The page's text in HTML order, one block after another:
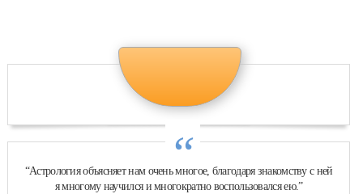
“
“Астрология объясняет нам очень многое, благодаря знакомству с ней
я многому научился и многократно воспользовался ею.”